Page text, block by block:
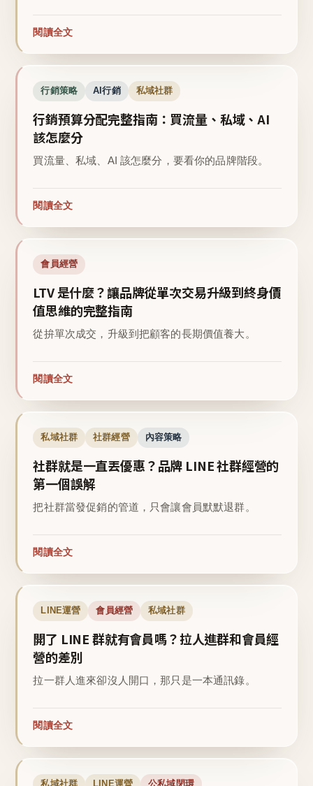
閱讀全文
行銷策略 AI行銷 私域社群
行銷預算分配完整指南：買流量、私域、AI
該怎麼分
買流量、私域、AI 該怎麼分，要看你的品牌階段。
閱讀全文
會員經營
LTV 是什麼？讓品牌從單次交易升級到終身價
值思維的完整指南
從拚單次成交，升級到把顧客的長期價值養大。
閱讀全文
私域社群 社群經營 內容策略
社群就是一直丟優惠？品牌 LINE 社群經營的
第一個誤解
把社群當發促銷的管道，只會讓會員默默退群。
閱讀全文
LINE運營 會員經營 私域社群
開了 LINE 群就有會員嗎？拉人進群和會員經
營的差別
拉一群人進來卻沒人開口，那只是一本通訊錄。
閱讀全文